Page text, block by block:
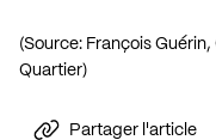
(Source: François
Quartier)
Partager l'article